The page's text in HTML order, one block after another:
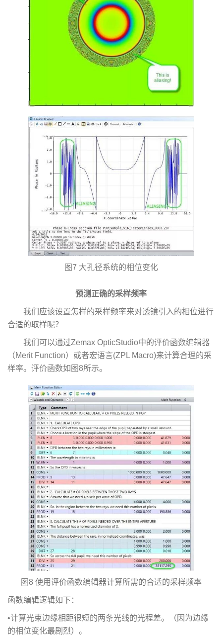
图7 大孔径系统的相位变化
预测正确的采样频率
我们应该设置怎样的采样频率来对透镜引入的相位进行
合适的取样呢？
我们可以通过Zemax OpticStudio中的评价函数编辑器
（Merit Function）或者宏语言(ZPL Macro)来计算合理的采
样率。评价函数如图8所示。
图8 使用评价函数编辑器计算所需的合适的采样频率
函数编辑逻辑如下：
•计算光束边缘相距很短的两条光线的光程差。（因为边缘
的相位变化最剧烈）。